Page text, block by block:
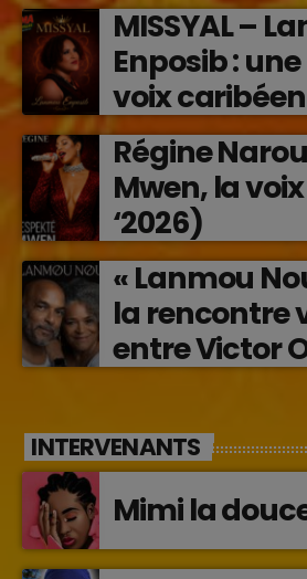
MISSYAL –
Enposib :
voix
transforme
en musique
Régine
Mwen, la
‘2026)
« Lanmou
la rencontre
entre Victor
INTERVENANTS
Mimi la